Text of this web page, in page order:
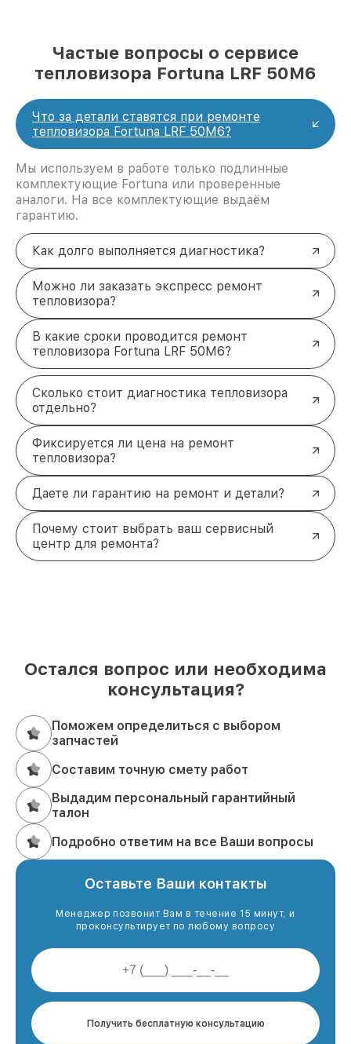
Частые вопросы о сервисе
тепловизора Fortuna LRF 50M6
Что за детали ставятся при ремонте
тепловизора Fortuna LRF 50M6?
Мы используем в работе только подлинные
комплектующие Fortuna или проверенные
аналоги. На все комплектующие выдаём
гарантию.
Как долго выполняется диагностика?
Можно ли заказать экспресс ремонт
тепловизора?
В какие сроки проводится ремонт
тепловизора Fortuna LRF 50M6?
Сколько стоит диагностика тепловизора
отдельно?
Фиксируется ли цена на ремонт
тепловизора?
Даете ли гарантию на ремонт и детали?
Почему стоит выбрать ваш сервисный
центр для ремонта?
Остался вопрос или необходима
консультация?
Поможем определиться с выбором
запчастей
Составим точную смету работ
Выдадим персональный гарантийный
талон
Подробно ответим на все Ваши вопросы
Оставьте Ваши контакты
Менеджер позвонит Вам в течение 15 минут, и
проконсультирует по любому вопросу
Получить бесплатную консультацию